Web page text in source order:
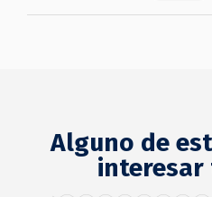
Alguno de
interesar